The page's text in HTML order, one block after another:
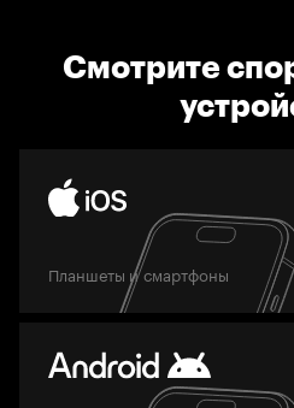
Смотрите
Планшеты и смартфоны